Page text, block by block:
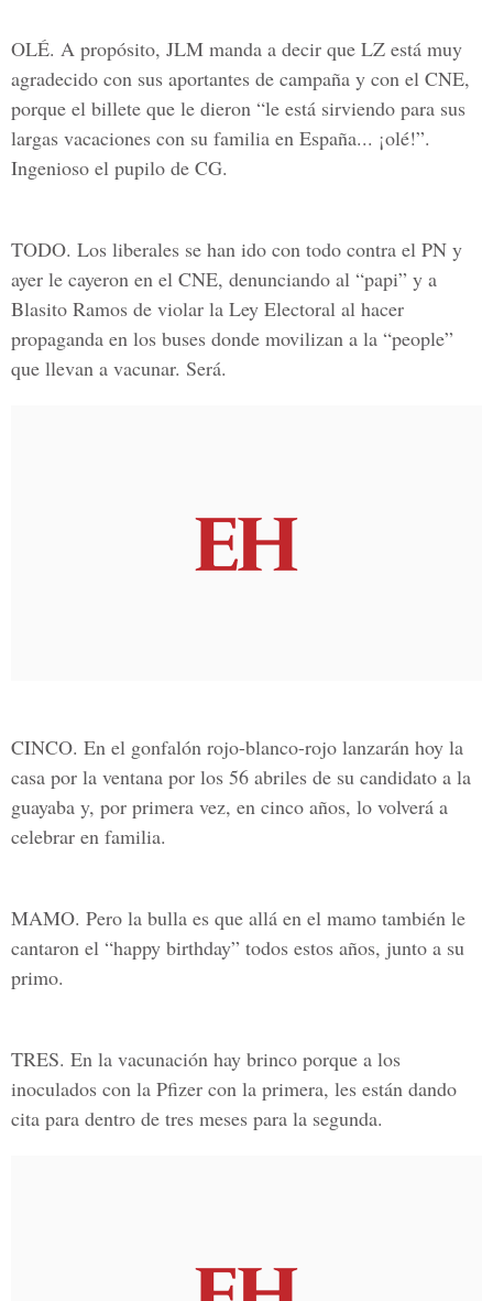
OLÉ. A propósito, JLM manda a decir que LZ está muy
agradecido con sus aportantes de campaña y con el CNE,
porque el billete que le dieron “le está sirviendo para sus
largas vacaciones con su familia en España... ¡olé!”.
Ingenioso el pupilo de CG.
TODO. Los liberales se han ido con todo contra el PN y
ayer le cayeron en el CNE, denunciando al “papi” y a
Blasito Ramos de violar la Ley Electoral al hacer
propaganda en los buses donde movilizan a la “people”
que llevan a vacunar. Será.
CINCO. En el gonfalón rojo-blanco-rojo lanzarán hoy la
casa por la ventana por los 56 abriles de su candidato a la
guayaba y, por primera vez, en cinco años, lo volverá a
celebrar en familia.
MAMO. Pero la bulla es que allá en el mamo también le
cantaron el “happy birthday” todos estos años, junto a su
primo.
TRES. En la vacunación hay brinco porque a los
inoculados con la Pfizer con la primera, les están dando
cita para dentro de tres meses para la segunda.